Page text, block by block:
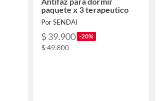
paquete x 3 terapeutico
Por SENDAI
$ 39.900 -20%
$ 49.800